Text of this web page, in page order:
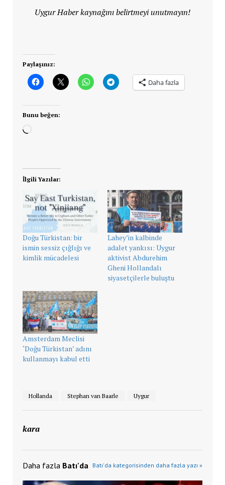
Uygur Haber kaynağını belirtmeyi unutmayın!
Paylaşınız:
Daha fazla
Bunu beğen:
Yükleniyor...
İlgili Yazılar:
Doğu Türkistan: bir
ismin sessiz çığlığı ve
kimlik mücadelesi
Lahey’in kalbinde
adalet yankısı: Uygur
aktivist Abdurehim
Gheni Hollandalı
siyasetçilerle buluştu
Amsterdam Meclisi
‘Doğu Türkistan’ adını
kullanmayı kabul etti
Hollanda Stephan van Baarle Uygur
kara
Daha fazla Batı'da Batı'da kategorisinden daha fazla yazı »